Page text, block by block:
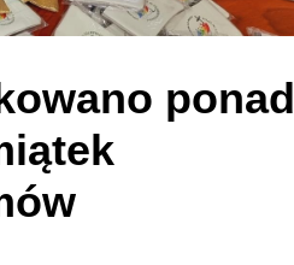
ponad